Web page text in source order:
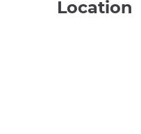
Location